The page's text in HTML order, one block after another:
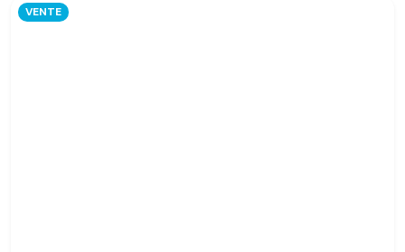
VENTE